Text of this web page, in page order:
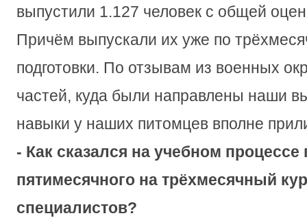
выпустили 1.127 человек с общей
Причём выпускали их уже по
подготовки. По отзывам из военных
частей, куда были направлены наши
навыки у наших питомцев вполне
- Как сказался на учебном процессе
пятимесячного на трёхмесячный
специалистов?